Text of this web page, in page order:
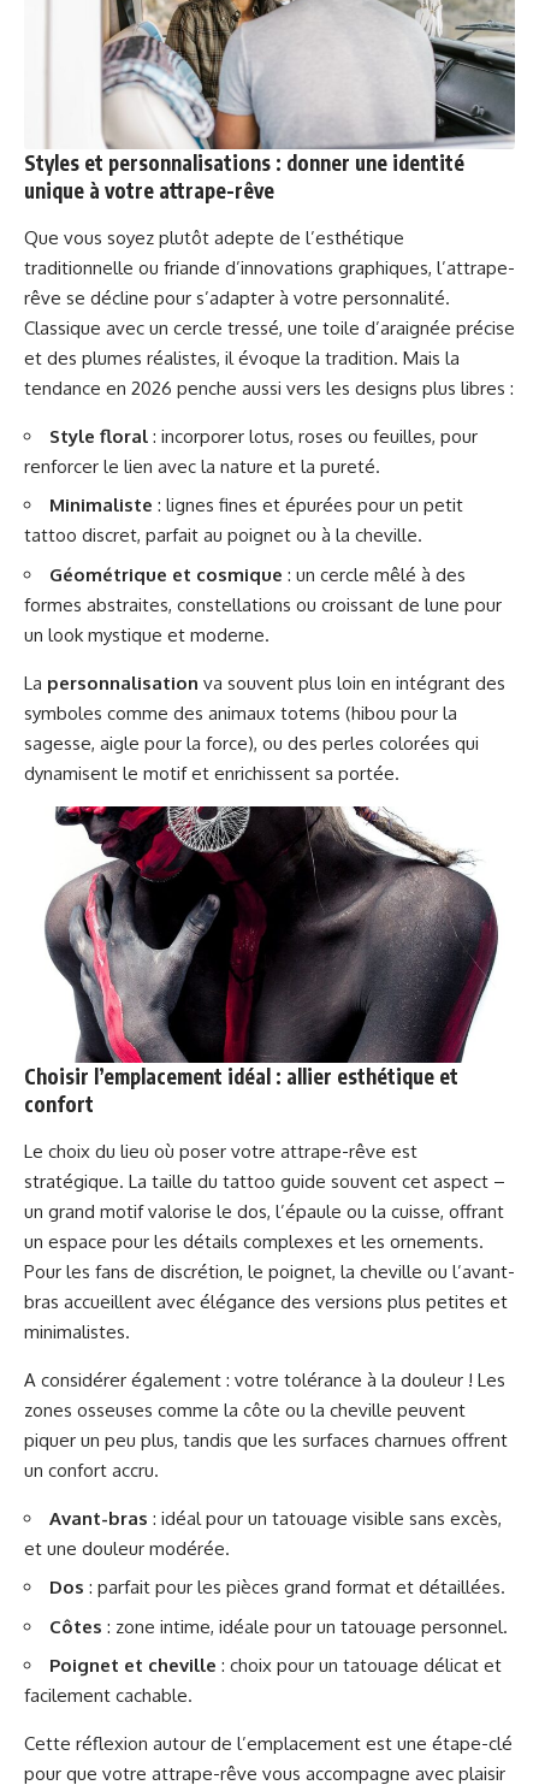
Styles et personnalisations : donner une identité
unique à votre attrape-rêve
Que vous soyez plutôt adepte de l’esthétique
traditionnelle ou friande d’innovations graphiques, l’attrape-
rêve se décline pour s’adapter à votre personnalité.
Classique avec un cercle tressé, une toile d’araignée précise
et des plumes réalistes, il évoque la tradition. Mais la
tendance en 2026 penche aussi vers les designs plus libres :
Style floral : incorporer lotus, roses ou feuilles, pour
renforcer le lien avec la nature et la pureté.
Minimaliste : lignes fines et épurées pour un petit
tattoo discret, parfait au poignet ou à la cheville.
Géométrique et cosmique : un cercle mêlé à des
formes abstraites, constellations ou croissant de lune pour
un look mystique et moderne.
La personnalisation va souvent plus loin en intégrant des
symboles comme des animaux totems (hibou pour la
sagesse, aigle pour la force), ou des perles colorées qui
dynamisent le motif et enrichissent sa portée.
Choisir l’emplacement idéal : allier esthétique et
confort
Le choix du lieu où poser votre attrape-rêve est
stratégique. La taille du tattoo guide souvent cet aspect –
un grand motif valorise le dos, l’épaule ou la cuisse, offrant
un espace pour les détails complexes et les ornements.
Pour les fans de discrétion, le poignet, la cheville ou l’avant-
bras accueillent avec élégance des versions plus petites et
minimalistes.
A considérer également : votre tolérance à la douleur ! Les
zones osseuses comme la côte ou la cheville peuvent
piquer un peu plus, tandis que les surfaces charnues offrent
un confort accru.
Avant-bras : idéal pour un tatouage visible sans excès,
et une douleur modérée.
Dos : parfait pour les pièces grand format et détaillées.
Côtes : zone intime, idéale pour un tatouage personnel.
Poignet et cheville : choix pour un tatouage délicat et
facilement cachable.
Cette réflexion autour de l’emplacement est une étape-clé
pour que votre attrape-rêve vous accompagne avec plaisir